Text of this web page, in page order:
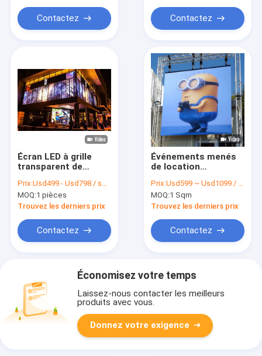
Contactez Contactez
Écran LED à grille
transparent de
de magasin
Prix:Usd499 - Usd798 / sqm ( price is negotiable )
MOQ:1 pièces
Trouvez les derniers prix
Contactez
Événements menés
de location
location d'écran de
l'affichage AC220V
50Hz 5000nits de
Prix:Usd599 ~ Usd1099 / Sqm ( price is negotiable )
MOQ:1 Sqm
Trouvez les derniers prix
Contactez
Économisez votre temps
Laissez-nous contacter les meilleurs
produits avec vous.
Donnez votre exigence